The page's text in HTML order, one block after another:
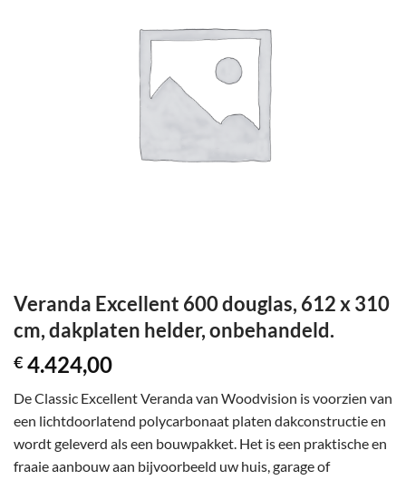
Veranda Excellent 600 douglas, 612 x 310
cm, dakplaten helder, onbehandeld.
€ 4.424,00
De Classic Excellent Veranda van Woodvision is voorzien van
een lichtdoorlatend polycarbonaat platen dakconstructie en
wordt geleverd als een bouwpakket. Het is een praktische en
fraaie aanbouw aan bijvoorbeeld uw huis, garage of